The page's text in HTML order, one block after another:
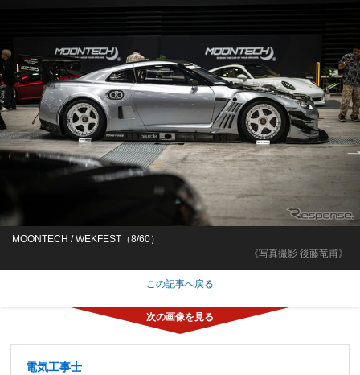
《写真撮影 後藤竜甫》
MOONTECH / WEKFEST（8/60）
この記事へ戻る
電気工事士